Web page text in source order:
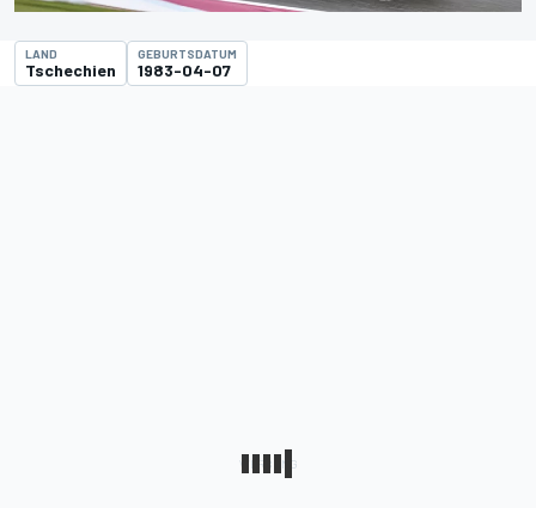
LAND
Tschechien
GEBURTSDATUM
1983-04-07